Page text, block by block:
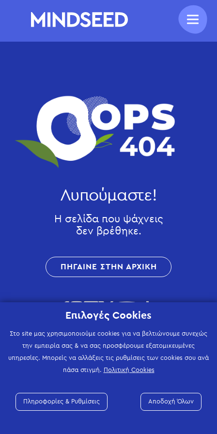
Λυπούμαστε!
Η σελίδα που ψάχνεις
δεν βρέθηκε.
ΠΗΓΑΙΝΕ ΣΤΗΝ ΑΡΧΙΚΗ
Επιλογές Cookies
Στο site μας χρησιμοποιούμε cookies για να βελτιώνουμε συνεχώς
την εμπειρία σας & να σας προσφέρουμε εξατομικευμένες
υπηρεσίες. Μπορείς να αλλάξεις τις ρυθμίσεις των cookies σου ανά
πάσα στιγμή. Πολιτική Cookies
Πληροφορίες & Ρυθμίσεις Αποδοχή Όλων